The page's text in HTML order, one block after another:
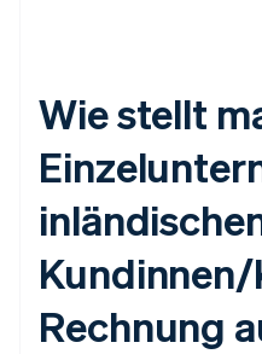
Wie stellt
Rechnung